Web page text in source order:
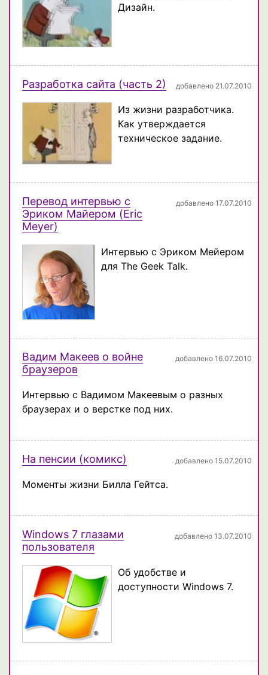
Дизайн.
Разработка сайта (часть 2) добавлено 21.07.2010
Из жизни разработчика.
Как утверждается
техническое задание.
Перевод интервью с
Эриком Майером (Eric
Meyer)
добавлено 17.07.2010
Интервью с Эриком Мейером
для The Geek Talk.
Вадим Макеев о войне
браузеров
добавлено 16.07.2010
Интервью с Вадимом Макеевым о разных
браузерах и о верстке под них.
На пенсии (комикс) добавлено 15.07.2010
Моменты жизни Билла Гейтса.
Windows 7 глазами
пользователя
добавлено 13.07.2010
Об удобстве и
доступности Windows 7.